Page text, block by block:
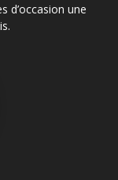
d’occasion une